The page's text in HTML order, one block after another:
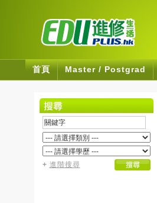
首頁 Master / Postgrad
+ 進階搜尋